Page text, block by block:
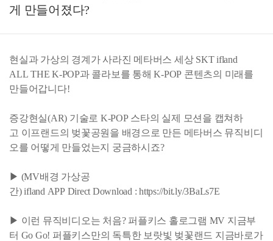
게 만들어졌다?
현실과 가상의 경계가 사라진 메타버스 세상 SKT ifland
ALL THE K-POP과 콜라보를 통해 K-POP 콘텐츠의 미래를
만들어갑니다!
증강현실(AR) 기술로 K-POP 스타의 실제 모션을 캡쳐하
고 이프랜드의 벚꽃공원을 배경으로 만든 메타버스 뮤직비디
오를 어떻게 만들었는지 궁금하시죠?
▶ (MV배경 가상공
간) ifland APP Direct Download : https://bit.ly/3BaLs7E
▶ 이런 뮤직비디오는 처음? 퍼플키스 홀로그램 MV 지금부
터 Go Go! 퍼플키스만의 독특한 보랏빛 벚꽃랜드 지금바로가